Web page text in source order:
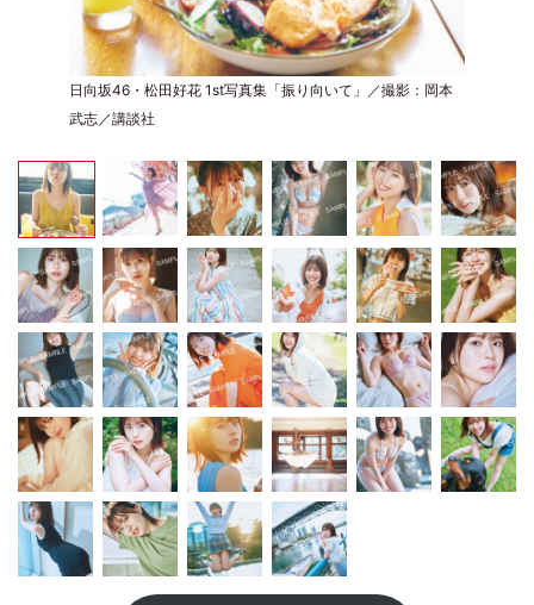
日向坂46・松田好花 1st写真集「振り向いて」／撮影：岡本
武志／講談社